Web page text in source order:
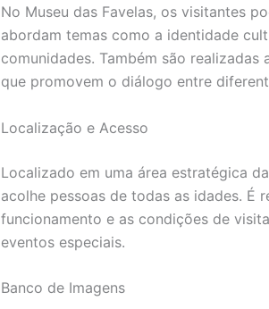
No Museu das Favelas, os visitantes
abordam temas como a identidade
comunidades. Também são
que promovem o diálogo entre
Localização e Acesso
Localizado em uma área estratégica
acolhe pessoas de todas as idades. É
funcionamento e as condições de
eventos especiais.
Banco de Imagens